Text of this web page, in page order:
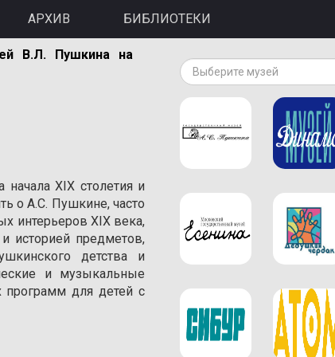
АРХИВ БИБЛИОТЕКИ
В.Л. Пушкина на
начала XIX столетия и
о A.С. Пушкине, часто
интерьеров XIX века,
историей предметов,
детства и
и музыкальные
программ для детей с
Выберите музей